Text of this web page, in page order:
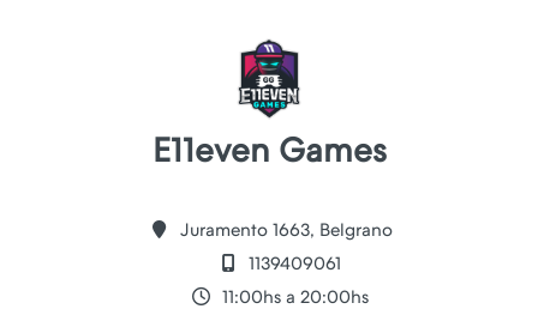
E11even Games
Juramento 1663, Belgrano
1139409061
11:00hs a 20:00hs